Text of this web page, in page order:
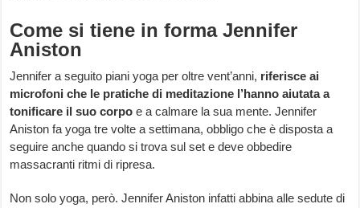
Come si tiene in forma Jennifer
Aniston
Jennifer a seguito piani yoga per oltre vent’anni, riferisce ai
microfoni che le pratiche di meditazione l’hanno aiutata a
tonificare il suo corpo e a calmare la sua mente. Jennifer
Aniston fa yoga tre volte a settimana, obbligo che è disposta a
seguire anche quando si trova sul set e deve obbedire
massacranti ritmi di ripresa.
Non solo yoga, però. Jennifer Aniston infatti abbina alle sedute di